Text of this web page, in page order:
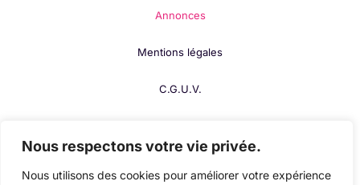
Nous respectons votre vie privée.
Nous utilisons des cookies pour améliorer votre expérience
Annonces
Mentions légales
C.G.U.V.